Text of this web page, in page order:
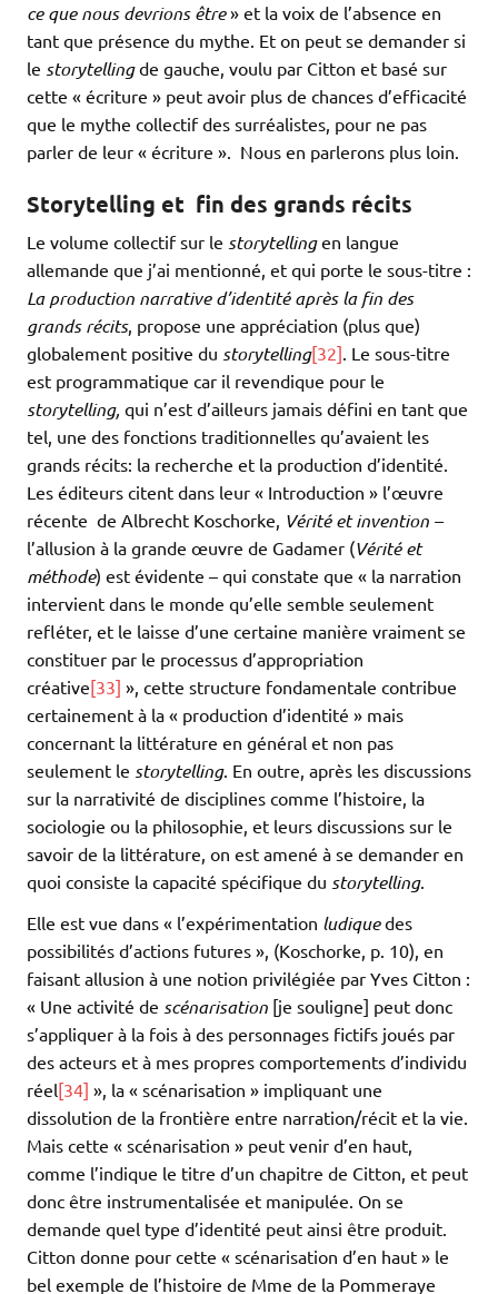
ce que nous devrions être» et la voix de l’absence en
tant que présence du mythe. Et on peut se demander si
le storytellingde gauche, voulu par Citton et basé sur
cette « écriture » peut avoir plus de chances d’efficacité
que le mythe collectif des surréalistes, pour ne pas
parler de leur « écriture ». Nous en parlerons plus loin.
Storytelling et fin des grands récits
Le volume collectif sur le storytellingen langue
allemande que j’ai mentionné, et qui porte le sous-titre :
La production narrative d’identité après la fin des
grands récits, propose une appréciation (plus que)
globalement positive du storytelling[32]. Le sous-titre
est programmatique car il revendique pour le
storytelling, qui n’est d’ailleurs jamais défini en tant que
tel, une des fonctions traditionnelles qu’avaient les
grands récits: la recherche et la production d’identité.
Les éditeurs citent dans leur « Introduction » l’œuvre
récente de Albrecht Koschorke, Vérité et invention –
l’allusion à la grande œuvre de Gadamer (Vérité et
méthode) est évidente – qui constate que « la narration
intervient dans le monde qu’elle semble seulement
refléter, et le laisse d’une certaine manière vraiment se
constituer par le processus d’appropriation
créative[33] », cette structure fondamentale contribue
certainement à la « production d’identité » mais
concernant la littérature en général et non pas
seulement le storytelling. En outre, après les discussions
sur la narrativité de disciplines comme l’histoire, la
sociologie ou la philosophie, et leurs discussions sur le
savoir de la littérature, on est amené à se demander en
quoi consiste la capacité spécifique du storytelling.
Elle est vue dans « l’expérimentation ludiquedes
possibilités d’actions futures », (Koschorke, p. 10), en
faisant allusion à une notion privilégiée par Yves Citton :
« Une activité de scénarisation [je souligne] peut donc
s’appliquer à la fois à des personnages fictifs joués par
des acteurs et à mes propres comportements d’individu
réel[34] », la « scénarisation » impliquant une
dissolution de la frontière entre narration/récit et la vie.
Mais cette « scénarisation » peut venir d’en haut,
comme l’indique le titre d’un chapitre de Citton, et peut
donc être instrumentalisée et manipulée. On se
demande quel type d’identité peut ainsi être produit.
Citton donne pour cette « scénarisation d’en haut » le
bel exemple de l’histoire de Mme de la Pommeraye